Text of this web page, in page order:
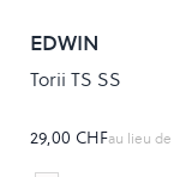
EDWIN
Torii TS SS
29,00 CHFau lieu de